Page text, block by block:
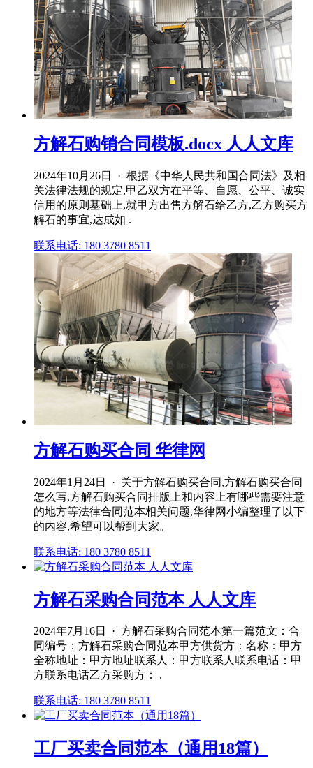
方解石购销合同模板.docx 人人文库
2024年10月26日 · 根据《中华人民共和国合同法》及相
关法律法规的规定,甲乙双方在平等、自愿、公平、诚实
信用的原则基础上,就甲方出售方解石给乙方,乙方购买方
解石的事宜,达成如 .
联系电话: 180 3780 8511
方解石购买合同 华律网
2024年1月24日 · 关于方解石购买合同,方解石购买合同
怎么写,方解石购买合同排版上和内容上有哪些需要注意
的地方等法律合同范本相关问题,华律网小编整理了以下
的内容,希望可以帮到大家。
联系电话: 180 3780 8511
方解石采购合同范本 人人文库
2024年7月16日 · 方解石采购合同范本第一篇范文：合
同编号：方解石采购合同范本甲方供货方：名称：甲方
全称地址：甲方地址联系人：甲方联系人联系电话：甲
方联系电话乙方采购方： .
联系电话: 180 3780 8511
工厂买卖合同范本（通用18篇）